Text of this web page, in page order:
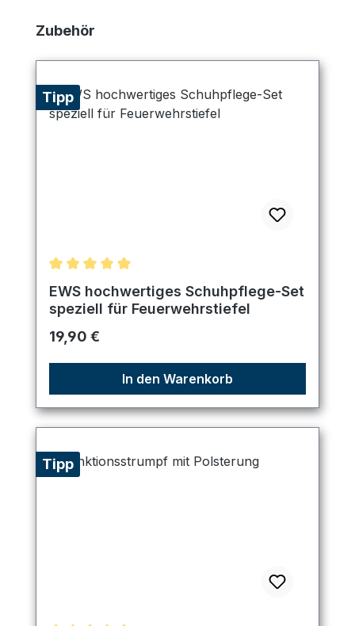
Produktgalerie überspringen
Zubehör
Tipp
Durchschnittliche Bewertung von 5 von 5 Sternen
EWS hochwertiges Schuhpflege-Set
speziell für Feuerwehrstiefel
Regulärer Preis:
19,90 €
In den Warenkorb
Tipp